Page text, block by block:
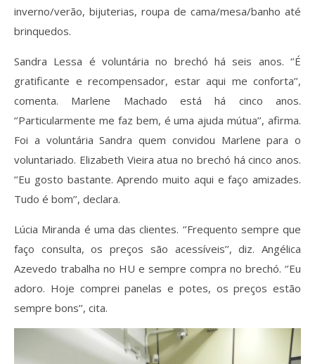
inverno/verão, bijuterias, roupa de cama/mesa/banho até
brinquedos.
Sandra Lessa é voluntária no brechó há seis anos. ‘’É
gratificante e recompensador, estar aqui me conforta’’,
comenta. Marlene Machado está há cinco anos.
‘’Particularmente me faz bem, é uma ajuda mútua’’, afirma.
Foi a voluntária Sandra quem convidou Marlene para o
voluntariado. Elizabeth Vieira atua no brechó há cinco anos.
‘’Eu gosto bastante. Aprendo muito aqui e faço amizades.
Tudo é bom’’, declara.
Lúcia Miranda é uma das clientes. ‘’Frequento sempre que
faço consulta, os preços são acessíveis’’, diz. Angélica
Azevedo trabalha no HU e sempre compra no brechó. ‘’Eu
adoro. Hoje comprei panelas e potes, os preços estão
sempre bons’’, cita.